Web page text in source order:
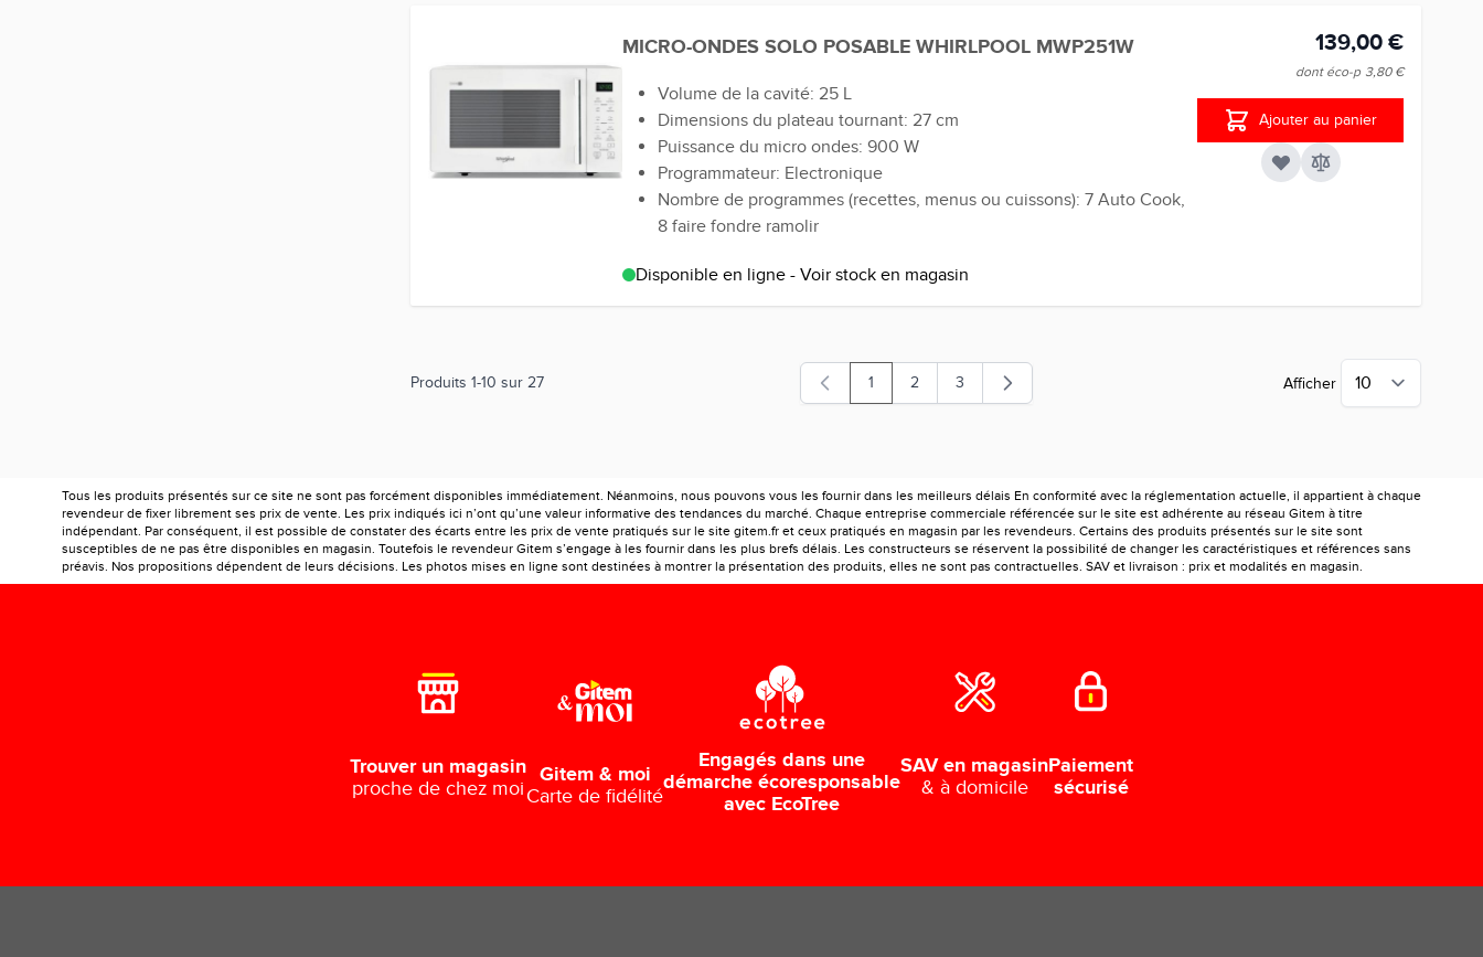
MICRO-ONDES SOLO POSABLE WHIRLPOOL MWP251W
Volume de la cavité: 25 L
Dimensions du plateau tournant: 27 cm
Puissance du micro ondes: 900 W
Programmateur: Electronique
Nombre de programmes (recettes, menus ou cuissons): 7 Auto Cook,
8 faire fondre ramolir
Disponible en ligne - Voir stock en magasin
139,00 €
dont éco-p 3,80 €
Ajouter au panier
Produits 1-10 sur 27 Vous lisez actuellement la page
1 Page
2 Page
3 Afficher
Tous les produits présentés sur ce site ne sont pas forcément disponibles immédiatement. Néanmoins, nous pouvons vous les fournir dans les meilleurs délais En conformité avec la réglementation actuelle, il appartient à chaque
revendeur de fixer librement ses prix de vente. Les prix indiqués ici n’ont qu’une valeur informative des tendances du marché. Chaque entreprise commerciale référencée sur le site est adhérente au réseau Gitem à titre
indépendant. Par conséquent, il est possible de constater des écarts entre les prix de vente pratiqués sur le site gitem.fr et ceux pratiqués en magasin par les revendeurs. Certains des produits présentés sur le site sont
susceptibles de ne pas être disponibles en magasin. Toutefois le revendeur Gitem s’engage à les fournir dans les plus brefs délais. Les constructeurs se réservent la possibilité de changer les caractéristiques et références sans
préavis. Nos propositions dépendent de leurs décisions. Les photos mises en ligne sont destinées à montrer la présentation des produits, elles ne sont pas contractuelles. SAV et livraison : prix et modalités en magasin.
Trouver un magasin
proche de chez moi
Gitem & moi
Carte de fidélité
Engagés dans une
démarche écoresponsable
avec EcoTree
SAV en magasin
& à domicile
Paiement
sécurisé